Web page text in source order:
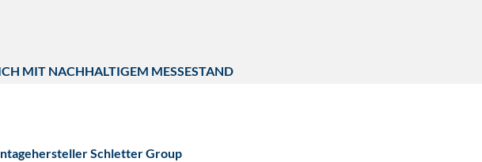
MIT NACHHALTIGEM MESSESTAND
Schletter Group